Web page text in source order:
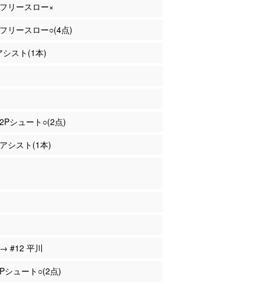
リースロー×
リースロー○(4点)
スト(1本)
シュート○(2点)
シスト(1本)
#12 平川
シュート○(2点)